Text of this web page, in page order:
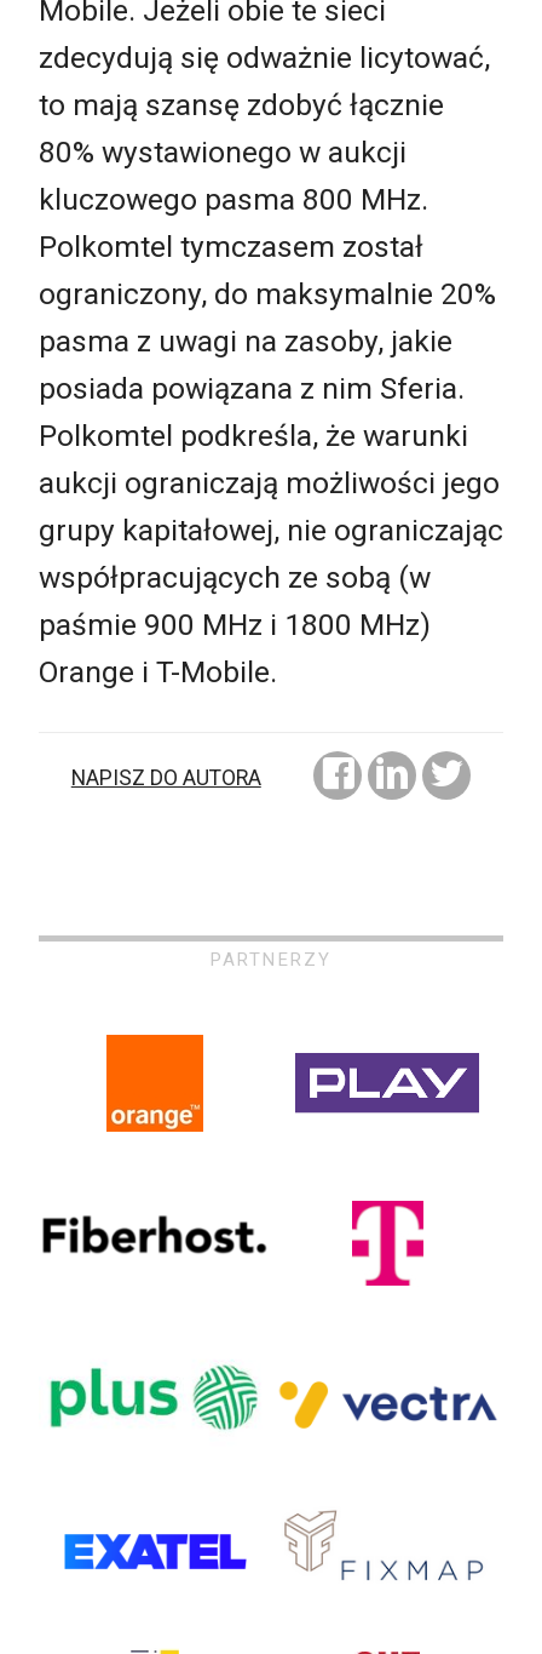
Mobile. Jeżeli obie te sieci
zdecydują się odważnie licytować,
to mają szansę zdobyć łącznie
80% wystawionego w aukcji
kluczowego pasma 800 MHz.
Polkomtel tymczasem został
ograniczony, do maksymalnie 20%
pasma z uwagi na zasoby, jakie
posiada powiązana z nim Sferia.
Polkomtel podkreśla, że warunki
aukcji ograniczają możliwości jego
grupy kapitałowej, nie ograniczając
współpracujących ze sobą (w
paśmie 900 MHz i 1800 MHz)
Orange i T-Mobile.
NAPISZ DO AUTORA
PARTNERZY